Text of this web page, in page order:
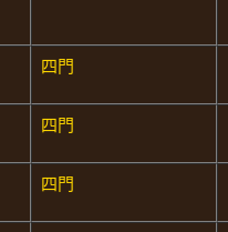
四門
四門
四門